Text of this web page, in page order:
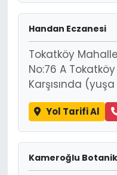
Handan Eczanesi
Tokatköy
No:76 A
Karşısında
Yol Tarifi Al
Kameroğlu